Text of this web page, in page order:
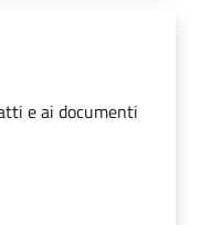
e ai documenti